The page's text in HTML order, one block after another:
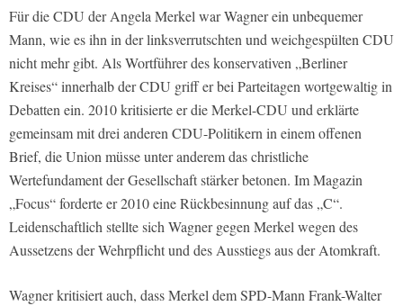
Für die CDU der Angela Merkel war Wagner ein unbequemer
Mann, wie es ihn in der linksverrutschten und weichgespülten CDU
nicht mehr gibt. Als Wortführer des konservativen „Berliner
Kreises“ innerhalb der CDU griff er bei Parteitagen wortgewaltig in
Debatten ein. 2010 kritisierte er die Merkel-CDU und erklärte
gemeinsam mit drei anderen CDU-Politikern in einem offenen
Brief, die Union müsse unter anderem das christliche
Wertefundament der Gesellschaft stärker betonen. Im Magazin
„Focus“ forderte er 2010 eine Rückbesinnung auf das „C“.
Leidenschaftlich stellte sich Wagner gegen Merkel wegen des
Aussetzens der Wehrpflicht und des Ausstiegs aus der Atomkraft.
Wagner kritisiert auch, dass Merkel dem SPD-Mann Frank-Walter